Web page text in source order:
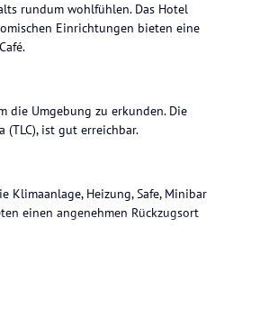
rundum wohlfühlen. Das Hotel
Einrichtungen bieten eine
die Umgebung zu erkunden. Die
(TLC), ist gut erreichbar.
Klimaanlage, Heizung, Safe, Minibar
einen angenehmen Rückzugsort